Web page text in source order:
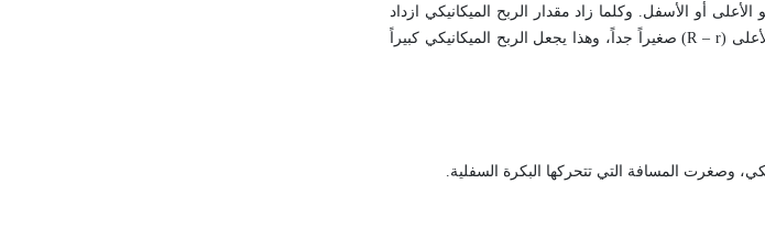
أو الأسفل. وكلما زاد مقدار الربح الميكانيكي ازداد
وزن الأجسام التي يمكن رفعها ويكون رفعها أسهل. يمكن أن يكون الفرق في قطري البكرتين المثبتتين في الأعلى (R – r) صغيراً جداً، وهذا يجعل الربح الميكانيكي كبيراً
وصغرت المسافة التي تتحركها البكرة السفلية.